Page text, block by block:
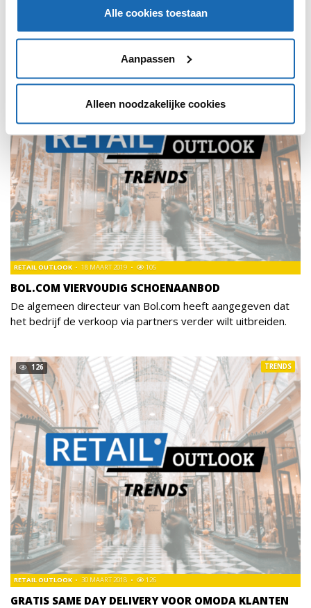
Alle cookies toestaan
Aanpassen
Alleen noodzakelijke cookies
machine heeft het verlagen van de werkdruk.
BOL.COM VIERVOUDIG SCHOENAANBOD
RETAIL OUTLOOK 18 MAART 2019 105
De algemeen directeur van Bol.com heeft aangegeven dat
het bedrijf de verkoop via partners verder wilt uitbreiden.
126
GRATIS SAME DAY DELIVERY VOOR OMODA KLANTEN
RETAIL OUTLOOK 30 MAART 2018 126
TRENDS